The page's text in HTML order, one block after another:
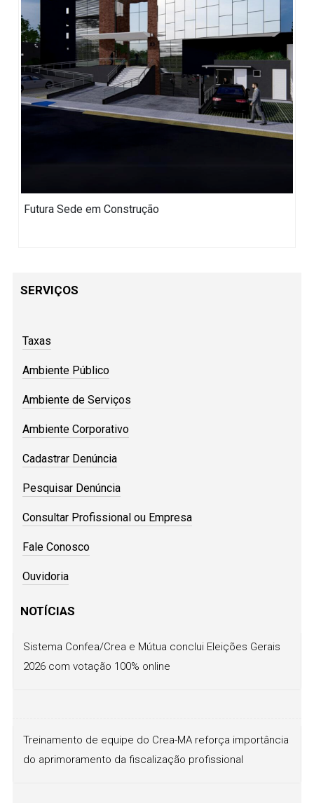
Futura Sede em Construção
SERVIÇOS
Taxas
Ambiente Público
Ambiente de Serviços
Ambiente Corporativo
Cadastrar Denúncia
Pesquisar Denúncia
Consultar Profissional ou Empresa
Fale Conosco
Ouvidoria
NOTÍCIAS
Sistema Confea/Crea e Mútua conclui Eleições Gerais
2026 com votação 100% online
Treinamento de equipe do Crea-MA reforça importância
do aprimoramento da fiscalização profissional